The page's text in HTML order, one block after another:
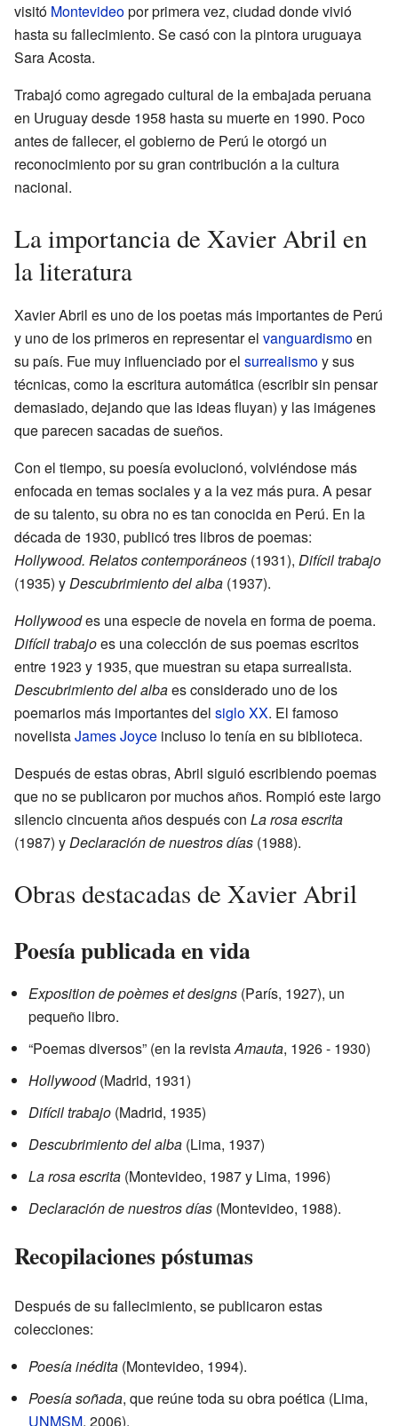
visitó Montevideopor primera vez, ciudad donde vivió
hasta su fallecimiento. Se casó con la pintora uruguaya
Sara Acosta.
Trabajó como agregado cultural de la embajada peruana
en Uruguay desde 1958 hasta su muerte en 1990. Poco
antes de fallecer, el gobierno de Perú le otorgó un
reconocimiento por su gran contribución a la cultura
nacional.
La importancia de Xavier Abril en
la literatura
Xavier Abril es uno de los poetas más importantes de Perú
y uno de los primeros en representar el vanguardismoen
su país. Fue muy influenciado por el surrealismoy sus
técnicas, como la escritura automática (escribir sin pensar
demasiado, dejando que las ideas fluyan) y las imágenes
que parecen sacadas de sueños.
Con el tiempo, su poesía evolucionó, volviéndose más
enfocada en temas sociales y a la vez más pura. A pesar
de su talento, su obra no es tan conocida en Perú. En la
década de 1930, publicó tres libros de poemas:
Hollywood. Relatos contemporáneos (1931), Difícil trabajo
(1935) yDescubrimiento del alba (1937).
Hollywoodes una especie de novela en forma de poema.
Difícil trabajoes una colección de sus poemas escritos
entre 1923 y 1935, que muestran su etapa surrealista.
Descubrimiento del albaes considerado uno de los
poemarios más importantes del siglo XX. El famoso
novelistaJames Joyce incluso lo tenía en su biblioteca.
Después de estas obras, Abril siguió escribiendo poemas
que no se publicaron por muchos años. Rompió este largo
silencio cincuenta años después con La rosa escrita
(1987) yDeclaración de nuestros días (1988).
Obras destacadas de Xavier Abril
Poesía publicada en vida
Exposition de poèmes et designs (París, 1927), un
pequeño libro.
“Poemas diversos” (en la revistaAmauta, 1926 - 1930)
Hollywood(Madrid, 1931)
Difícil trabajo (Madrid, 1935)
Descubrimiento del alba (Lima, 1937)
La rosa escrita (Montevideo, 1987 y Lima, 1996)
Declaración de nuestros días (Montevideo, 1988).
Recopilaciones póstumas
Después de su fallecimiento, se publicaron estas
colecciones:
Poesía inédita (Montevideo, 1994).
Poesía soñada, que reúne toda su obra poética (Lima,
UNMSM, 2006).